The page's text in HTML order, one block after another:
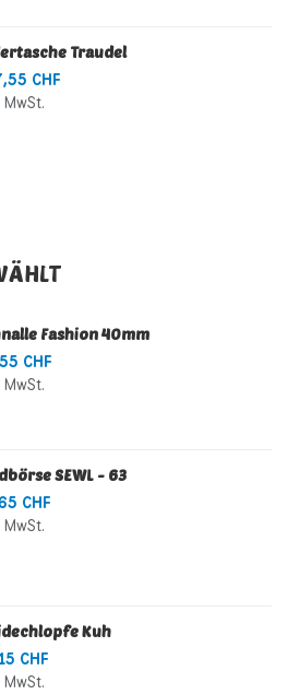
Traudel
CHF
Fashion 40mm
CHF
SEWL - 63
CHF
Kuh
CHF